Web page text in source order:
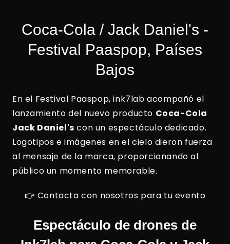
Coca-Cola / Jack Daniel's -
Festival Paaspop, Países
Bajos
En el Festival Paaspop, ink7lab acompañó el
lanzamiento del nuevo producto Coca-Cola
Jack Daniel's con un espectáculo dedicado.
Logotipos e imágenes en el cielo dieron fuerza
al mensaje de la marca, proporcionando al
público un momento memorable.
👉 Contacta con nosotros para tu evento
Espectáculo de drones de